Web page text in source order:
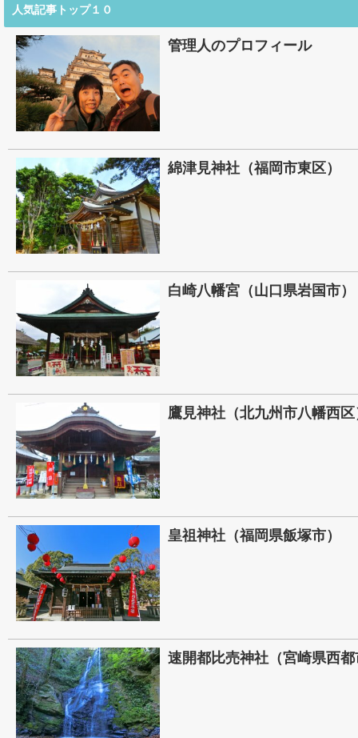
人気記事トップ１０
管理人のプロフィール
綿津見神社（福岡市東区）
白崎八幡宮（山口県岩国市）
鷹見神社（北九州市八幡西区
皇祖神社（福岡県飯塚市）
速開都比売神社（宮崎県西